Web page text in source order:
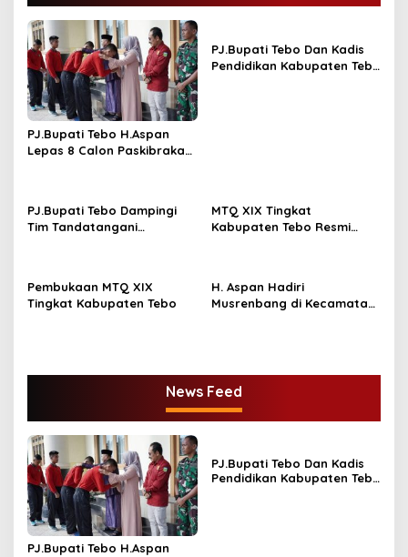
s
i
p
o
s
PJ.Bupati Tebo H.Aspan
Lepas 8 Calon Paskibraka
PJ.Bupati Tebo Dan Kadis
Pendidikan Kabupaten Tebo
PJ.Bupati Tebo Dampingi
Tim Tandatangani
MTQ XIX Tingkat
Kabupaten Tebo Resmi
Pembukaan MTQ XIX
Tingkat Kabupaten Tebo
H. Aspan Hadiri
Musrenbang di Kecamatan
News Feed
PJ.Bupati Tebo H.Aspan
PJ.Bupati Tebo Dan Kadis
Pendidikan Kabupaten Tebo